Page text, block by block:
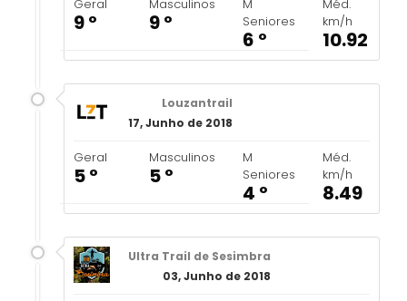
Geral
9 º
Masculinos
9 º
M
Seniores
6 º
Méd.
km/h
10.92
Louzantrail
17, Junho de 2018
Geral
5 º
Masculinos
5 º
M
Seniores
4 º
Méd.
km/h
8.49
Ultra Trail de Sesimbra
03, Junho de 2018